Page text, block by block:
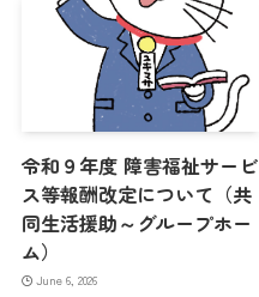
令和９年度 障害福祉サービ
ス等報酬改定について（共
同生活援助～グループホー
ム）
June 6, 2026